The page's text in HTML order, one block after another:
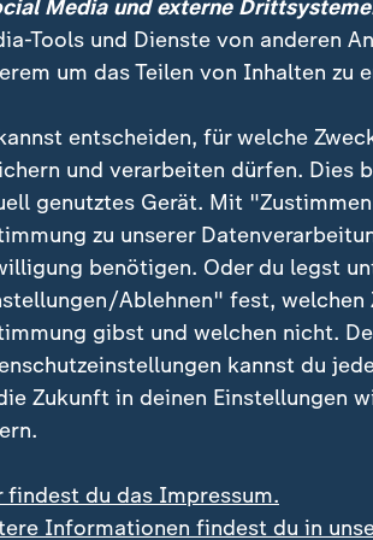
Highlights der
der Paralympics zählen die
im Para-
größten
zählt die viermalige
auf eine Medaille. Anja
und ist damit im Biathlon und im
Media und externe
Tools und Dienste von anderen
um das Teilen von Inhalten zu
entscheiden, für welche
und verarbeiten dürfen. Dies
genutztes Gerät. Mit
zu unserer
benötigen. Oder du legst
Ablehnen" fest, welchen
gibst und welchen nicht.
kannst du
Zukunft in deinen Einstellungen
findest du das Impressum.
Informationen findest du in